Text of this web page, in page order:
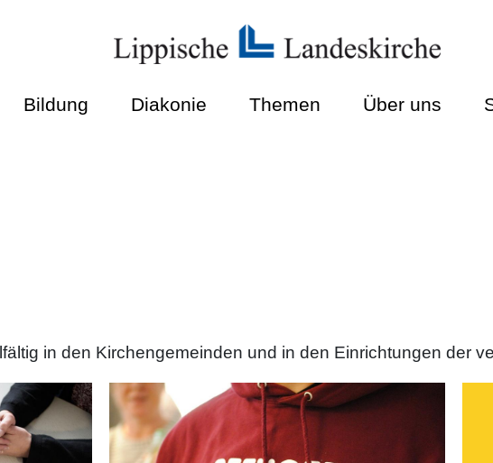
Bildung Diakonie Themen Über uns
in den Kirchengemeinden und in den Einrichtungen der